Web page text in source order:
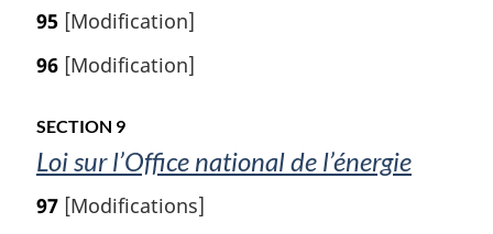
p
g
é
é
e
c
e
d
95 [Modification]
96 [Modification]
SECTION 9
Loi sur l’Office national de l’énergie
97 [Modifications]